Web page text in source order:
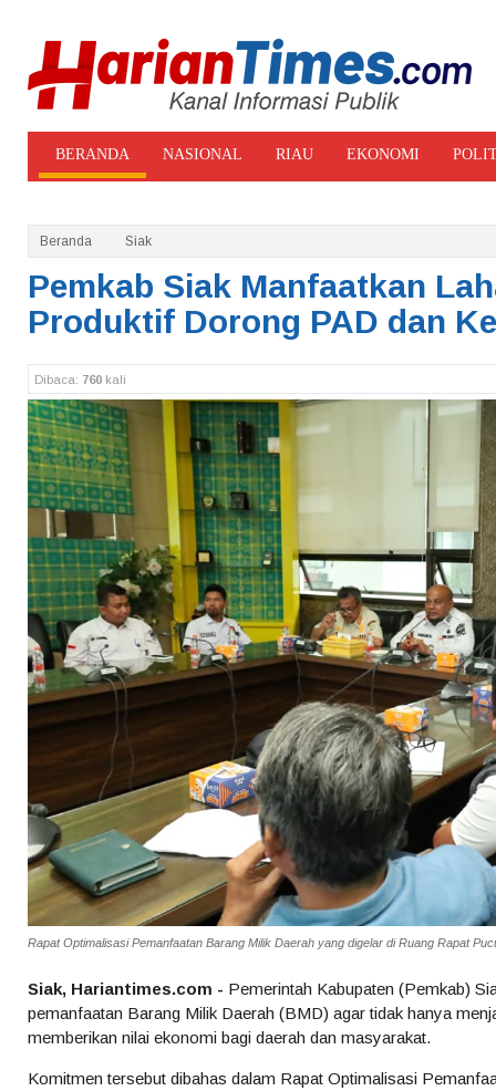
BERANDA NASIONAL RIAU EKONOMI
Beranda Siak
Pemkab Siak Manfaatkan
Produktif Dorong PAD dan
Dibaca: 760 kali
Rapat Optimalisasi Pemanfaatan Barang Milik Daerah yang digelar di Ruang Rapat
Siak, Hariantimes.com - Pemerintah Kabupaten (Pemkab)
pemanfaatan Barang Milik Daerah (BMD) agar tidak hanya
memberikan nilai ekonomi bagi daerah dan masyarakat.
Komitmen tersebut dibahas dalam Rapat Optimalisasi